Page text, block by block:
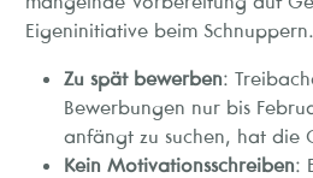
Eigeninitiative beim
Zu spät bewerben:
Bewerbungen nur bis
anfängt zu suchen, hat die
Kein Motivationsschreiben: